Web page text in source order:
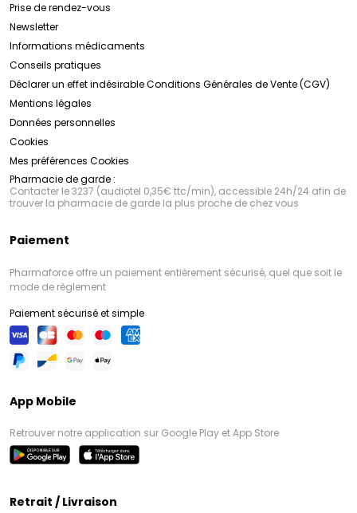
Prise de rendez-vous
Newsletter
Informations médicaments
Conseils pratiques
Déclarer un effet indésirableConditions Générales de Vente (CGV)
Mentions légales
Données personnelles
Cookies
Mes préférences Cookies
Pharmacie de garde :
Contacter le 3237 (audiotel 0,35€ ttc/min), accessible 24h/24 afin de
trouver la pharmacie de garde la plus proche de chez vous
Paiement
Pharmaforce offre un paiement entièrement sécurisé, quel que soit le
mode de règlement
Paiement sécurisé et simple
App Mobile
Retrouver notre application sur Google Play et App Store
Retrait / Livraison